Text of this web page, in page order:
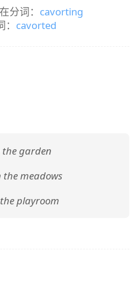
分词： cavorting
cavorted
the garden
meadows
playroom